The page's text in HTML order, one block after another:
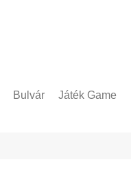
Bulvár Játék Game